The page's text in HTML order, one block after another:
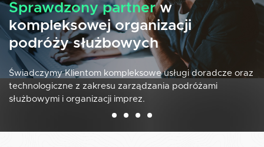
Sprawdzony partnerw
kompleksowej organizacji
podróży służbowych
Świadczymy Klientom kompleksowe usługi doradcze oraz
technologiczne z zakresu zarządzania podróżami
służbowymi i organizacji imprez.